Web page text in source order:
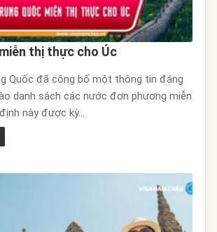
thị thực cho Úc
Quốc đã công bố một thông tin đáng
danh sách các nước đơn phương miễn
này được kỳ...